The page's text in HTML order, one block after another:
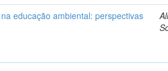
educação ambiental: perspectivas